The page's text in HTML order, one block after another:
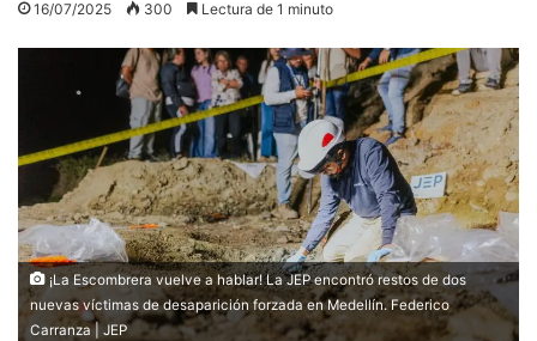
16/07/2025 300 Lectura de 1 minuto
¡La Escombrera vuelve a hablar! La JEP encontró restos de dos
nuevas víctimas de desaparición forzada en Medellín. Federico
Carranza | JEP